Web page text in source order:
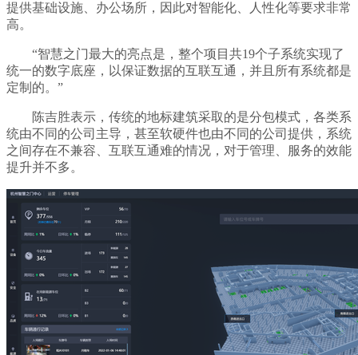
提供基础设施、办公场所，因此对智能化、人性化等要求非常
高。
“智慧之门最大的亮点是，整个项目共19个子系统实现了
统一的数字底座，以保证数据的互联互通，并且所有系统都是
定制的。”
陈吉胜表示，传统的地标建筑采取的是分包模式，各类系
统由不同的公司主导，甚至软硬件也由不同的公司提供，系统
之间存在不兼容、互联互通难的情况，对于管理、服务的效能
提升并不多。